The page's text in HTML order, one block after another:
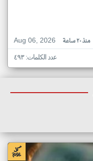
Aug 06, 2026
منذ ٢٠ ساعة
عدد الكلمات: ٤٩٣